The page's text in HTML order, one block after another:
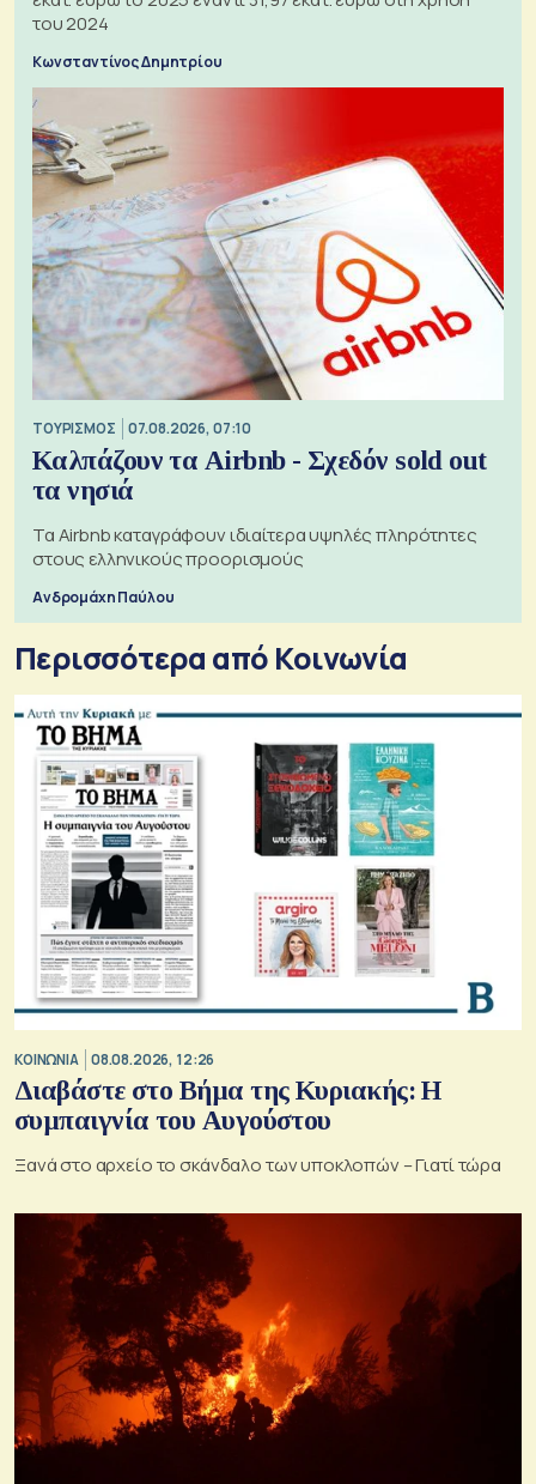
του 2024
Κωνσταντίνος Δημητρίου
ΤΟΥΡΙΣΜΟΣ 07.08.2026, 07:10
Καλπάζουν τα Airbnb - Σχεδόν sold out
τα νησιά
Τα Airbnb καταγράφουν ιδιαίτερα υψηλές πληρότητες
στους ελληνικούς προορισμούς
Ανδρομάχη Παύλου
Περισσότερα από Κοινωνία
ΚΟΙΝΩΝΙΑ 08.08.2026, 12:26
Διαβάστε στο Βήμα της Κυριακής: Η
συμπαιγνία του Αυγούστου
Ξανά στο αρχείο το σκάνδαλο των υποκλοπών – Γιατί τώρα